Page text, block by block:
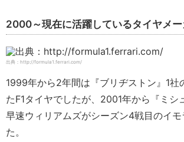
2000～現在に活躍しているタイヤメ
出典：http://formula1.ferrari.com/
1999年から2年間は『ブリヂストン』1社
たF1タイヤでしたが、2001年から『ミシ
早速ウィリアムズがシーズン4戦目のイ
た。